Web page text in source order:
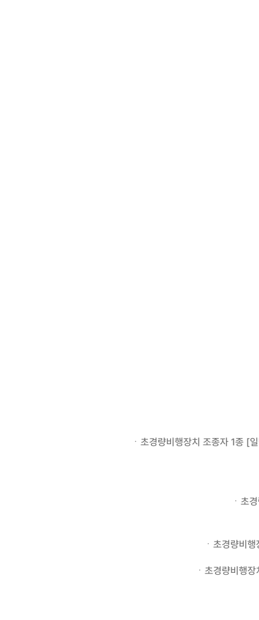
ㆍ초경량비행장치 조종자 1종
ㆍ초
ㆍ초경량비
ㆍ초경량비행